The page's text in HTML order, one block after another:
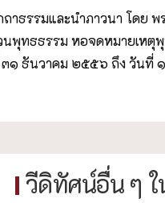
าธรรมและนำภาวนา โดย พ
พุทธธรรม หอจดหมายเห
๑ ธันวาคม ๒๕๕๖ ถึง วันที่
วีดิทัศน์อื่น ๆ